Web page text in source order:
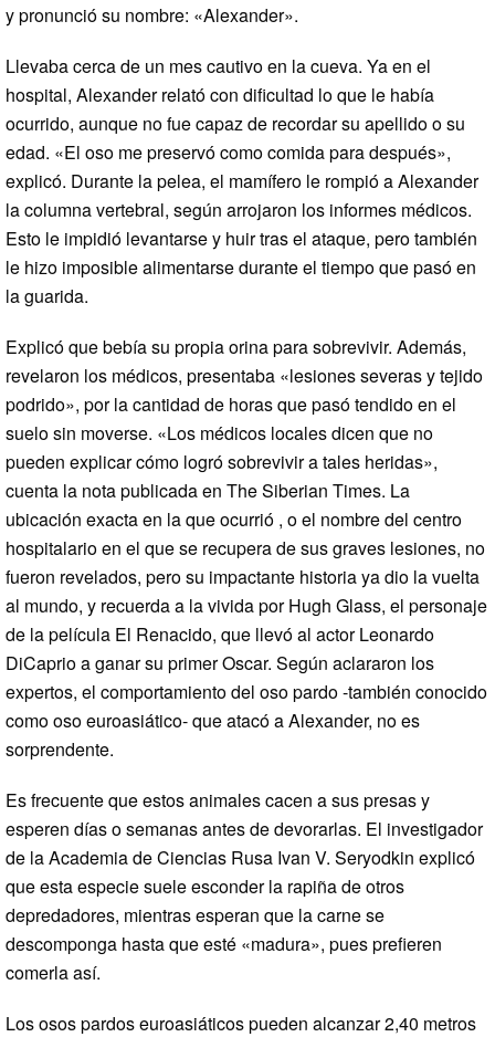
y pronunció su nombre: «Alexander».
Llevaba cerca de un mes cautivo en la cueva. Ya en el
hospital, Alexander relató con dificultad lo que le había
ocurrido, aunque no fue capaz de recordar su apellido o su
edad. «El oso me preservó como comida para después»,
explicó. Durante la pelea, el mamífero le rompió a Alexander
la columna vertebral, según arrojaron los informes médicos.
Esto le impidió levantarse y huir tras el ataque, pero también
le hizo imposible alimentarse durante el tiempo que pasó en
la guarida.
Explicó que bebía su propia orina para sobrevivir. Además,
revelaron los médicos, presentaba «lesiones severas y tejido
podrido», por la cantidad de horas que pasó tendido en el
suelo sin moverse. «Los médicos locales dicen que no
pueden explicar cómo logró sobrevivir a tales heridas»,
cuenta la nota publicada en The Siberian Times. La
ubicación exacta en la que ocurrió , o el nombre del centro
hospitalario en el que se recupera de sus graves lesiones, no
fueron revelados, pero su impactante historia ya dio la vuelta
al mundo, y recuerda a la vivida por Hugh Glass, el personaje
de la película El Renacido, que llevó al actor Leonardo
DiCaprio a ganar su primer Oscar. Según aclararon los
expertos, el comportamiento del oso pardo -también conocido
como oso euroasiático- que atacó a Alexander, no es
sorprendente.
Es frecuente que estos animales cacen a sus presas y
esperen días o semanas antes de devorarlas. El investigador
de la Academia de Ciencias Rusa Ivan V. Seryodkin explicó
que esta especie suele esconder la rapiña de otros
depredadores, mientras esperan que la carne se
descomponga hasta que esté «madura», pues prefieren
comerla así.
Los osos pardos euroasiáticos pueden alcanzar 2,40 metros